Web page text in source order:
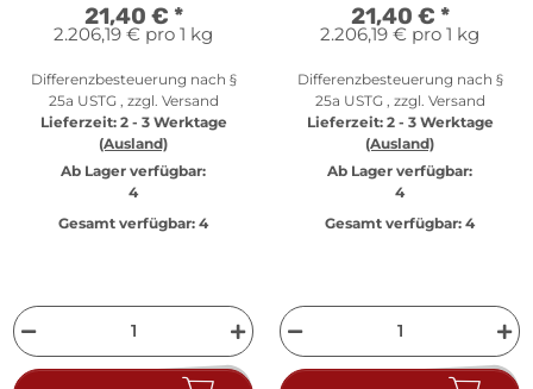
21,40 € *
2.206,19 € pro 1 kg
Differenzbesteuerung nach §
25a USTG , zzgl. Versand
Lieferzeit: 2 - 3 Werktage
(Ausland)
Ab Lager verfügbar:
4
Gesamt verfügbar: 4
21,40 € *
2.206,19 € pro 1 kg
Differenzbesteuerung nach §
25a USTG , zzgl. Versand
Lieferzeit: 2 - 3 Werktage
(Ausland)
Ab Lager verfügbar:
4
Gesamt verfügbar: 4